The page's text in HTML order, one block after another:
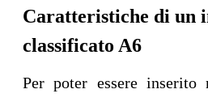
Caratteristiche di un
classificato A6
Per poter essere inserito